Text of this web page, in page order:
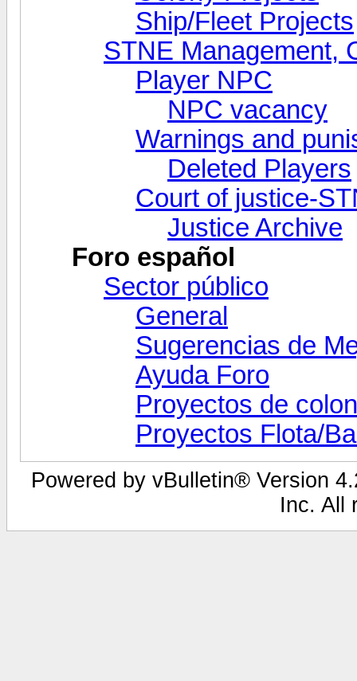
Ship/Fleet Projects
STNE Management,
Player NPC
NPC vacancy
Warnings and
Deleted Players
Court of justice-
Justice Archive
Foro español
Sector público
General
Sugerencias de
Ayuda Foro
Proyectos de
Proyectos Flota/
Powered by vBulletin® Version
Inc. All